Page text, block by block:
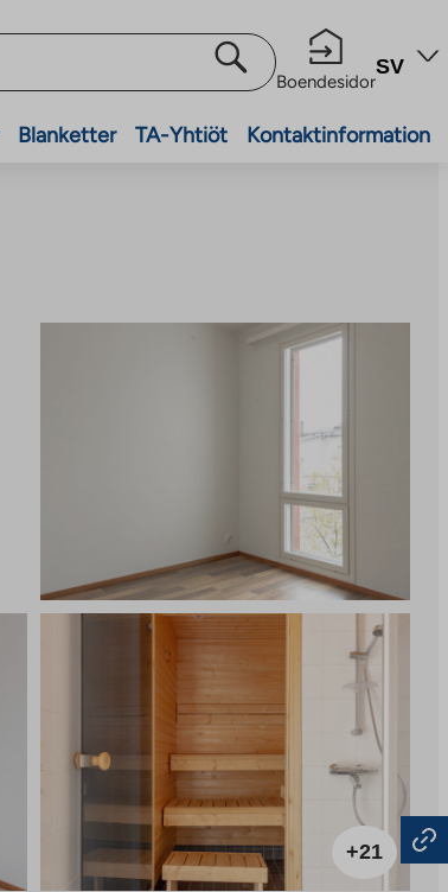
Boendesidor
SV
Blanketter TA-Yhtiöt Kontaktinformation
+21